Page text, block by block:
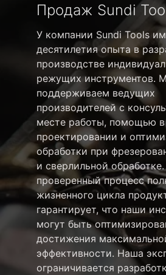
Продаж Sundi
У компании Sundi Tools
десятилетия опыта в
производстве
режущих инструментов.
поддерживаем ведущих
производителей с
месте работы, помощью в
проектировании и
обработки при
и сверлильной
проверенный процесс
жизненного цикла
гарантирует, что наши
могут быть
достижения
эффективности. Наша
ограничивается